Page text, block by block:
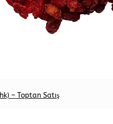
– Toptan Satış